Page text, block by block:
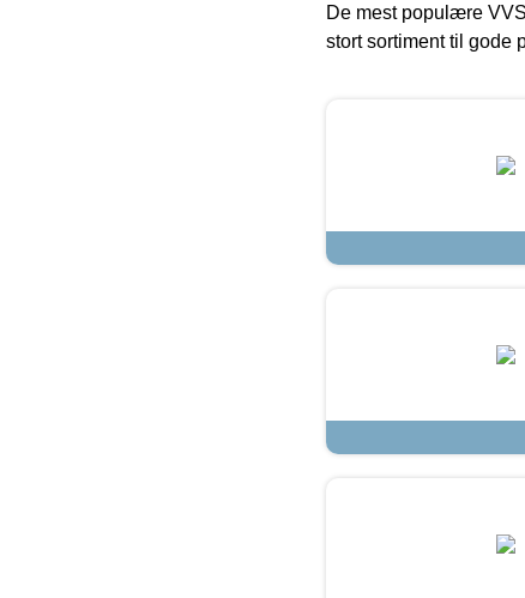
De mest populære
stort sortiment til gode